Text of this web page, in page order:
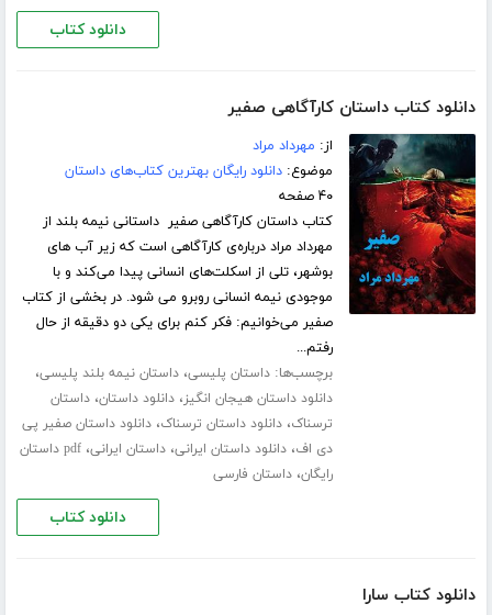
دانلود کتاب
دانلود کتاب داستان کارآگاهی صفیر
از: مهرداد مراد
موضوع:دانلود رایگان بهترین کتاب‌های داستان
۴۰ صفحه
کتاب داستان کارآگاهی صفیر داستانی نیمه بلند از
مهرداد مراد درباره‌ی کارآگاهی است که زیر آب های
بوشهر، تلی از اسکلت‌های انسانی پیدا می‌کند و با
موجودی نیمه انسانی روبرو می شود. در بخشی از کتاب
صفیر می‌خوانیم: فکر کنم برای یکی دو دقیقه از حال
رفتم...
برچسب‌ها:داستان پلیسی،داستان نیمه بلند پلیسی،
دانلود داستان هیجان انگیز،دانلود داستان،داستان
ترسناک،دانلود داستان ترسناک،دانلود داستان صفیر پی
دی اف،دانلود داستان ایرانی،داستان ایرانی،
pdf داستان
رایگان،داستان فارسی
دانلود کتاب
دانلود کتاب سارا